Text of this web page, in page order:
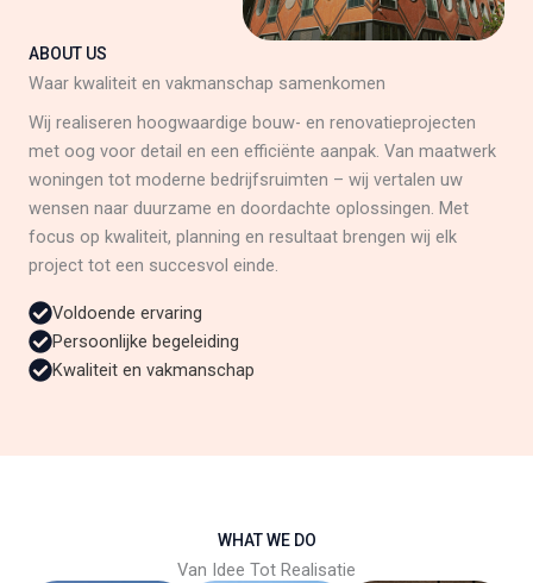
ABOUT US
Waar kwaliteit en vakmanschap samenkomen
Wij realiseren hoogwaardige bouw- en renovatieprojecten
met oog voor detail en een efficiënte aanpak. Van maatwerk
woningen tot moderne bedrijfsruimten – wij vertalen uw
wensen naar duurzame en doordachte oplossingen. Met
focus op kwaliteit, planning en resultaat brengen wij elk
project tot een succesvol einde.
Voldoende ervaring
Persoonlijke begeleiding
Kwaliteit en vakmanschap
WHAT WE DO
Van Idee Tot Realisatie